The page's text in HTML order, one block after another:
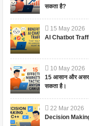
सकता है?
15 May 2026
AI Chatbot
10 May 2026
15 आसान और
सकता है।
22 Mar 2026
Decision Making